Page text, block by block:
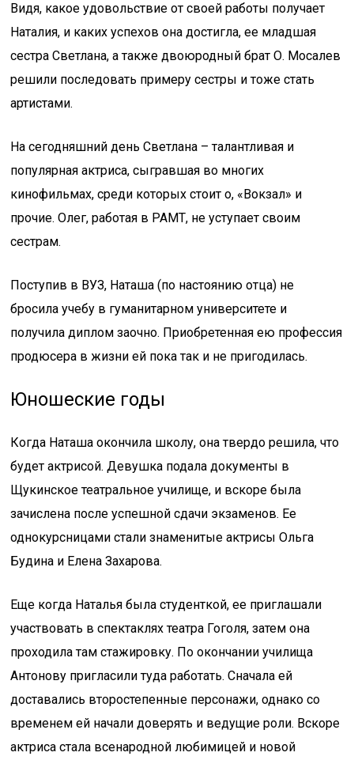
Видя, какое удовольствие от своей работы получает
Наталия, и каких успехов она достигла, ее младшая
сестра Светлана, а также двоюродный брат О. Мосалев
решили последовать примеру сестры и тоже стать
артистами.
На сегодняшний день Светлана – талантливая и
популярная актриса, сыгравшая во многих
кинофильмах, среди которых стоит о, «Вокзал» и
прочие. Олег, работая в РАМТ, не уступает своим
сестрам.
Поступив в ВУЗ, Наташа (по настоянию отца) не
бросила учебу в гуманитарном университете и
получила диплом заочно. Приобретенная ею профессия
продюсера в жизни ей пока так и не пригодилась.
Юношеские годы
Когда Наташа окончила школу, она твердо решила, что
будет актрисой. Девушка подала документы в
Щукинское театральное училище, и вскоре была
зачислена после успешной сдачи экзаменов. Ее
однокурсницами стали знаменитые актрисы Ольга
Будина и Елена Захарова.
Еще когда Наталья была студенткой, ее приглашали
участвовать в спектаклях театра Гоголя, затем она
проходила там стажировку. По окончании училища
Антонову пригласили туда работать. Сначала ей
доставались второстепенные персонажи, однако со
временем ей начали доверять и ведущие роли. Вскоре
актриса стала всенародной любимицей и новой